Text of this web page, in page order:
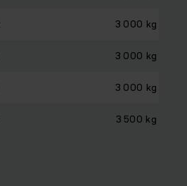
3 000 kg
3 000 kg
3 000 kg
3 500 kg